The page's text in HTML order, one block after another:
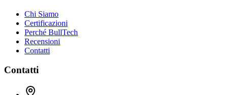
Chi Siamo
Certificazioni
Perché BullTech
Recensioni
Contatti
Contatti